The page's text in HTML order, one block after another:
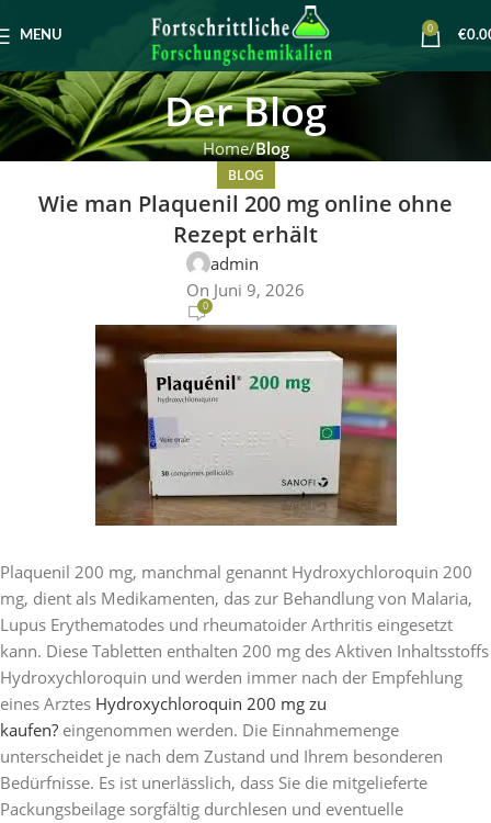
MENU
0
€
Der Blog
Home Blog
BLOG
Wie man Plaquenil 200 mg online ohne
Rezept erhält
admin
On Juni 9, 2026
0
Plaquenil 200 mg, manchmal genannt Hydroxychloroquin 200
mg, dient als Medikamenten, das zur Behandlung von Malaria,
Lupus Erythematodes und rheumatoider Arthritis eingesetzt
kann. Diese Tabletten enthalten 200 mg des Aktiven Inhaltsstoffs
Hydroxychloroquin und werden immer nach der Empfehlung
eines Arztes Hydroxychloroquin 200 mg zu
kaufen? eingenommen werden. Die Einnahmemenge
unterscheidet je nach dem Zustand und Ihrem besonderen
Bedürfnisse. Es ist unerlässlich, dass Sie die mitgelieferte
Packungsbeilage sorgfältig durchlesen und eventuelle